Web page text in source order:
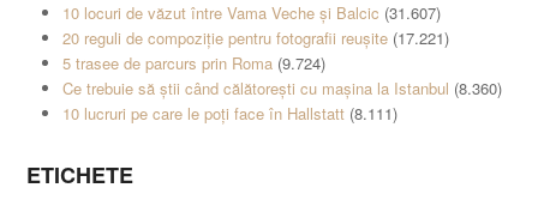
10 locuri de văzut între Vama Veche și Balcic (31.607)
20 reguli de compoziție pentru fotografii reușite (17.221)
5 trasee de parcurs prin Roma (9.724)
Ce trebuie să știi când călătorești cu mașina la Istanbul (8.360)
10 lucruri pe care le poți face în Hallstatt (8.111)
ETICHETE